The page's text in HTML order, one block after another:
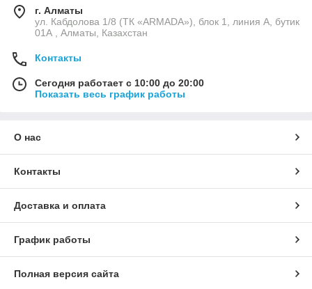
г. Алматы
ул. Кабдолова 1/8 (ТК «ARMADA»), блок 1, линия А, бутик
01А , Алматы, Казахстан
Контакты
Сегодня работает с 10:00 до 20:00
Показать весь график работы
О нас
Контакты
Доставка и оплата
График работы
Полная версия сайта